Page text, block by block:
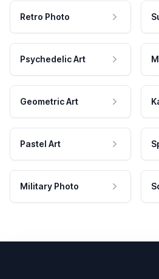
Retro Photo
Psychedelic Art
Geometric Art
Pastel Art
Military Photo